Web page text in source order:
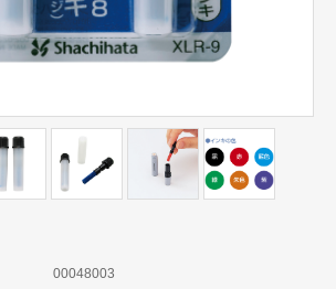
00048003